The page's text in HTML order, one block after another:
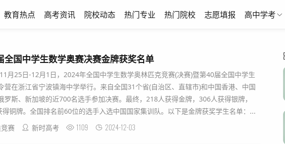
教育热点 高考资讯 院校动态 热门专业 热门院校 志愿填报 高中学考
全国中学生数学奥赛决赛金牌获奖名单
月25日-12月1日，2024年全国中学生数学奥林匹克竞赛(决赛)暨第40届全国中学生
营在浙江省宁波镇海中学举行。来自全国31个省(自治区、直辖市)和中国香港、中国
罗斯、新加坡的近700名选手参加决赛。最终，218人获得金牌，306人获得银牌，
得铜牌。全国排名前60位的选手入选中国国家集训队。以下是金牌获奖学生名单：...
赛
新时高考 1109 2024-12-03